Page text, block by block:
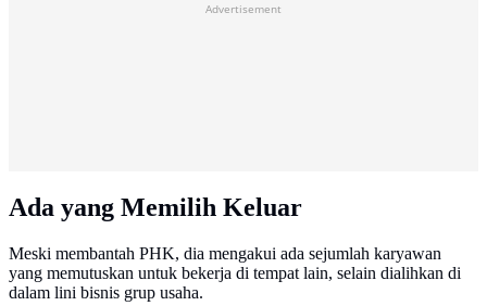
Advertisement
Ada yang Memilih Keluar
Meski membantah PHK, dia mengakui ada sejumlah karyawan
yang memutuskan untuk bekerja di tempat lain, selain dialihkan di
dalam lini bisnis grup usaha.